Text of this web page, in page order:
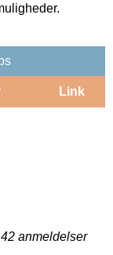
Link
42 anmeldelser